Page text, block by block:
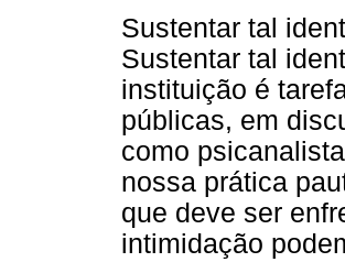
Sustentar tal
Sustentar tal
instituição é
públicas, em
como
nossa prática
que deve ser
intimidação